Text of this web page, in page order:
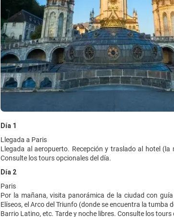
Día 1
Llegada a Paris
Llegada al aeropuerto. Recepción y traslado al hotel
Consulte los tours opcionales del día.
Día 2
Paris
Por la mañana, visita panorámica de la ciudad con
Elíseos, el Arco del Triunfo (donde se encuentra la tumba
Barrio Latino, etc. Tarde y noche libres. Consulte los tours